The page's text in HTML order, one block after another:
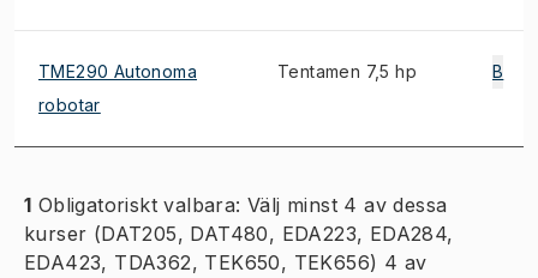
TME290 Autonoma
robotar
Tentamen 7,5 hp B
1 Obligatoriskt valbara: Välj minst 4 av dessa
kurser (DAT205, DAT480, EDA223, EDA284,
EDA423, TDA362, TEK650, TEK656) 4 av